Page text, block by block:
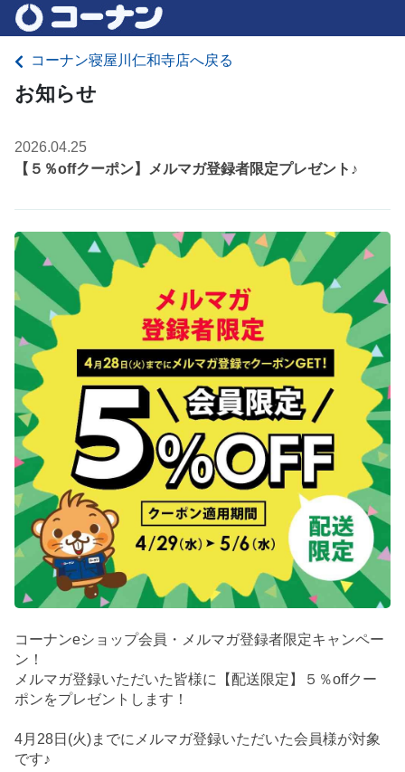
コーナン寝屋川仁和寺店へ戻る
お知らせ
2026.04.25
【５％offクーポン】メルマガ登録者限定プレゼント♪
コーナンeショップ会員・メルマガ登録者限定キャンペー
ン！
メルマガ登録いただいた皆様に【配送限定】５％offクー
ポンをプレゼントします！
4月28日(火)までにメルマガ登録いただいた会員様が対象
です♪